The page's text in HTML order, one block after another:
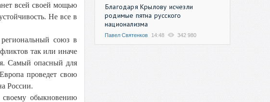
всей своей мощью
Не все в
союз в
так или иначе
Самый опасный для
проведет свою
России.
обыкновению
Благодаря Крылову исчезли
родимые пятна русского
национализма
Павел Святенков 14:48 342 980